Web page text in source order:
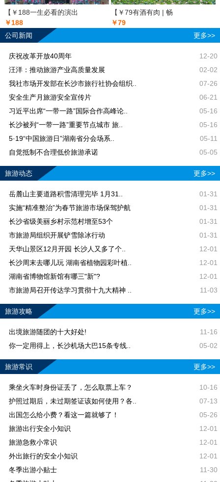
【￥188一生必看的演出
￥188
【￥79有酒有肉 | 畅
￥79
公司新闻
更多>>
庆祝改革开放40周年
12-20
汪洋：推动旅游产业高质量发展
02-02
我社市场开发部在长沙市旅行社协会组织..
07-26
安全生产月旅游安全宣传片
06-21
习近平出席“一带一路”国际合作高峰论..
05-16
长沙被列“一带一路”重要节点城市 旅..
05-16
5·19“中国旅游日”湖南省分会场系..
05-11
自觉抵制不合理低价旅游承诺
05-05
旅游动态 更多>>
岳麓山主要道路积雪清理完毕 1月31..
01-31
实施“精准整治”为春节旅游市场保驾护航
01-31
长沙省级美丽乡村示范村增至53个
01-31
市旅游局组织开展铲雪除冰行动
01-31
天华山景区12月开园 长沙人又多了个..
12-01
长沙周末去哪儿玩 湖南省植物园彩叶植..
12-01
湖南省博物馆新馆有哪三"新"?
12-01
市旅游局召开传达学习贯彻十九大精神 ..
11-03
旅游攻略 更多>>
出境旅游随团的十大好处!
11-16
你一定用得上，长沙机场大巴15条专线..
05-02
旅游常识 更多>>
乘坐火车时身份证丢了，怎么取票上车？
10-16
护照过期后，未过期签证该如何使用？各..
07-13
出国怎么给小费？看这一篇就够了！
05-26
旅游出行安全小知识
12-01
旅游急救小常识
12-01
外出旅行的安全小知识
12-01
冬季出游小贴士
11-30